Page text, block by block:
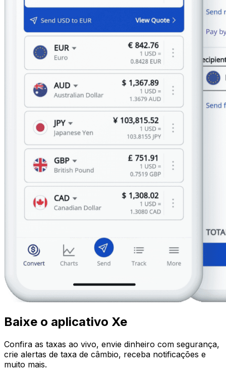
Baixe o aplicativo Xe
Confira as taxas ao vivo, envie dinheiro com segurança,
crie alertas de taxa de câmbio, receba notificações e
muito mais.